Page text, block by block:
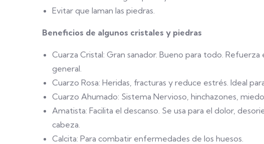
Evitar que laman las piedras.
Beneficios de algunos cristales y piedras
Cuarza Cristal: Gran sanador. Bueno para todo.
general.
Cuarzo Rosa: Heridas, fracturas y reduce estrés. Ideal
Cuarzo Ahumado: Sistema Nervioso, hinchazones,
Amatista: Facilita el descanso. Se usa para el dolor,
cabeza.
Calcita: Para combatir enfermedades de los huesos.